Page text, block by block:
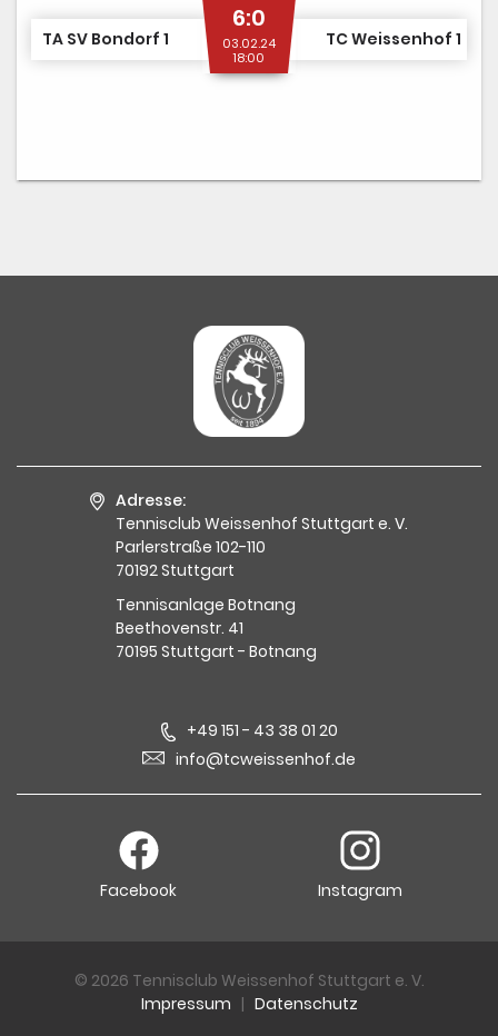
TA SV Bondorf 1
6:0
03.02.24
18:00
TC Weissenhof 1
Adresse:
Tennisclub Weissenhof Stuttgart e. V.
Parlerstraße 102-110
70192 Stuttgart
Tennisanlage Botnang
Beethovenstr. 41
70195 Stuttgart - Botnang
+49 151 - 43 38 01 20
info@tcweissenhof.de
Facebook Instagram
© 2026 Tennisclub Weissenhof Stuttgart e. V.
Impressum | Datenschutz